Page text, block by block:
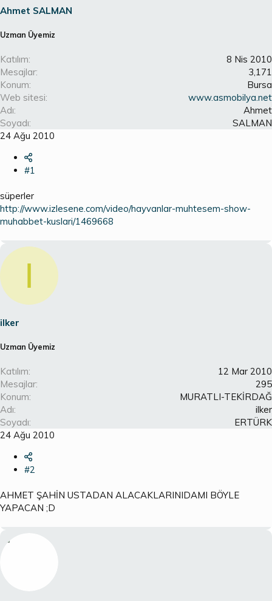
a
ş
a
Ahmet SALMAN
Uzman Üyemiz
Katılım
8 Nis 2010
Mesajlar
3,171
Konum
Bursa
Web sitesi
www.asmobilya.net
Adı
Ahmet
Soyadı
SALMAN
24 Ağu 2010
#1
süperler
http://www.izlesene.com/video/hayvanlar-muhtesem-show-
muhabbet-kuslari/1469668
I
ilker
Uzman Üyemiz
Katılım
12 Mar 2010
Mesajlar
295
Konum
MURATLI-TEKİRDAĞ
Adı
ilker
Soyadı
ERTÜRK
24 Ağu 2010
#2
AHMET ŞAHİN USTADAN ALACAKLARINIDAMI BÖYLE
YAPACAN ;D